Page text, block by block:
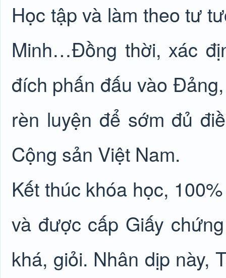
Học tập và làm theo tư
Minh…Đồng thời, xác
đích phấn đấu vào
rèn luyện để sớm đủ
Cộng sản Việt Nam.
Kết thúc khóa học,
và được cấp Giấy
khá, giỏi. Nhân dịp này,